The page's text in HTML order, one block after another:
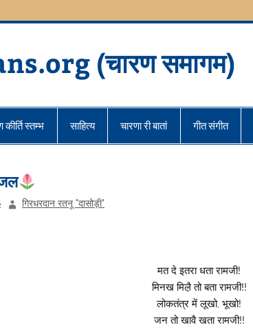
(चारण समागम)
कीर्ति स्तम्भ साहित्य चारणा री बातां गीत संगीत
गिरधरदान रतनू "दासोड़ी"
मत दे इतरा धता रामजी!
मिनख मिल़ै तो बता रामजी!!
लोकतंत्र में लूखो, भूखो!
जन तो खावै खता रामजी!!